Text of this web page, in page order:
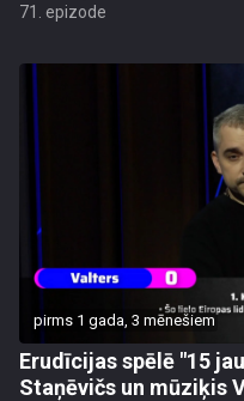
71. epizode
pirms 1 gada, 3 mēnešiem
Erudīcijas spēlē "15
Staņēvičs un mūziķis